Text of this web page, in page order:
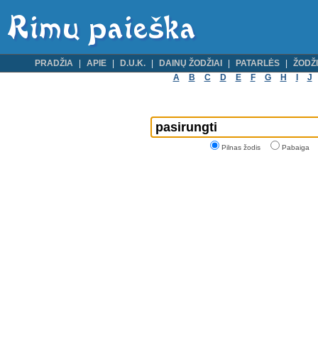
PRADŽIA APIE D.U.K. DAINŲ ŽODŽIAI PATARLĖS
A
B C D E F G H J
Pilnas žodis Pabaiga